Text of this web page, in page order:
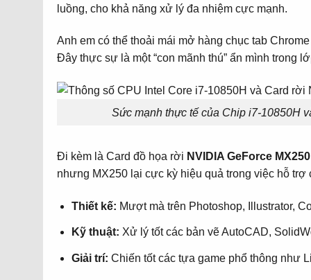
luồng, cho khả năng xử lý đa nhiệm cực mạnh.
Anh em có thể thoải mái mở hàng chục tab
Đây thực sự là một “con mãnh thú” ẩn mình trong
Sức mạnh thực tế của Chip i7-10850H
Đi kèm là Card đồ họa rời NVIDIA GeForce
nhưng MX250 lại cực kỳ hiệu quả trong việc hỗ trợ
Thiết kế: Mượt mà trên Photoshop, Illustrator,
Kỹ thuật: Xử lý tốt các bản vẽ AutoCAD,
Giải trí: Chiến tốt các tựa game phổ thông như